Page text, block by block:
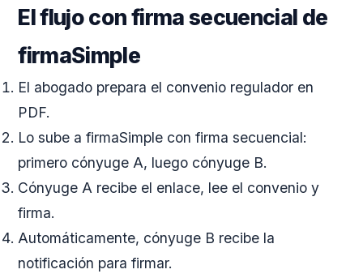
El flujo con firma secuencial de
firmaSimple
El abogado prepara el convenio regulador en
PDF.
Lo sube a firmaSimple con firma secuencial:
primero cónyuge A, luego cónyuge B.
Cónyuge A recibe el enlace, lee el convenio y
firma.
Automáticamente, cónyuge B recibe la
notificación para firmar.